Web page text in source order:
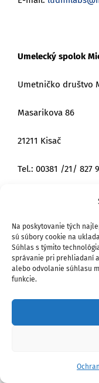
Na poskytovanie tých
sú súbory cookie na
Súhlas s týmito
správanie pri prehliadaní
alebo odvolanie súhlasu
funkcie.
Umelecký spolok
Umetničko društvo
Masarikova 86
21211 Kisač
Tel.: 00381 /21/ 827
Galéria SND
Galerija Slovački
Tel.: 00 381 /63/